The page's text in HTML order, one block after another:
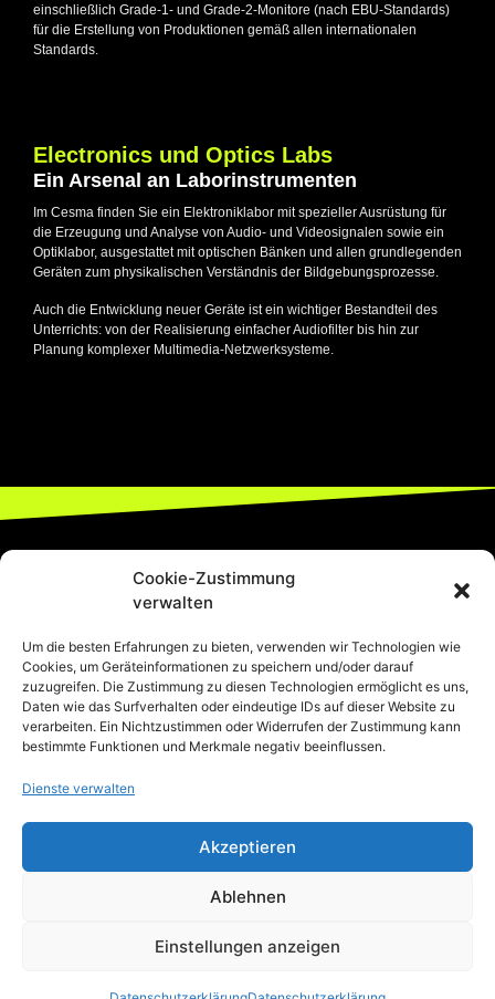
Cookie-Zustimmung
verwalten
Um die besten Erfahrungen zu bieten, verwenden wir Technologien wie
Cookies, um Geräteinformationen zu speichern und/oder darauf
zuzugreifen. Die Zustimmung zu diesen Technologien ermöglicht es uns,
Daten wie das Surfverhalten oder eindeutige IDs auf dieser Website zu
verarbeiten. Ein Nichtzustimmen oder Widerrufen der Zustimmung kann
bestimmte Funktionen und Merkmale negativ beeinflussen.
Dienste verwalten
Akzeptieren
Ablehnen
Einstellungen anzeigen
einschließlich Grade-1- und Grade-2-Monitore (nach EBU-Standards)
für die Erstellung von Produktionen gemäß allen internationalen
Standards.
Electronics und Optics Labs
Ein Arsenal an Laborinstrumenten
Im Cesma finden Sie ein Elektroniklabor mit spezieller Ausrüstung für
die Erzeugung und Analyse von Audio- und Videosignalen sowie ein
Optiklabor, ausgestattet mit optischen Bänken und allen grundlegenden
Geräten zum physikalischen Verständnis der Bildgebungsprozesse.
Auch die Entwicklung neuer Geräte ist ein wichtiger Bestandteil des
Unterrichts: von der Realisierung einfacher Audiofilter bis hin zur
Planung komplexer Multimedia-Netzwerksysteme.
044-680-19-73
Thurgauerstrasse 74/76, 8050 Zürich-
Mo-Fr, 10-20 Uhr
zuerich@cesma.ch